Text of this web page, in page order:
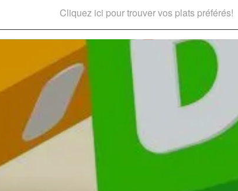
Cliquez ici pour trouver vos plats préférés!